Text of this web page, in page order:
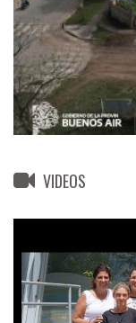
VIDEOS